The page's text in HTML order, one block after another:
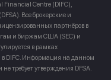
Financial Centre (DIFC),
Все брокерские и
партнёров в
и биржам США (SEC) и
в рамках
в DIFC. Информация на данном
требует утверждения DFSA.